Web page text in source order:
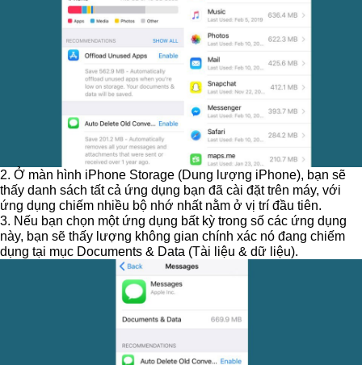
2. Ở màn hình iPhone Storage (Dung lượng iPhone), bạn sẽ
thấy danh sách tất cả ứng dụng bạn đã cài đặt trên máy, với
ứng dụng chiếm nhiều bộ nhớ nhất nằm ở vị trí đầu tiên.
3. Nếu bạn chọn một ứng dụng bất kỳ trong số các ứng dụng
này, bạn sẽ thấy lượng không gian chính xác nó đang chiếm
dụng tại mục Documents & Data (Tài liệu & dữ liệu).